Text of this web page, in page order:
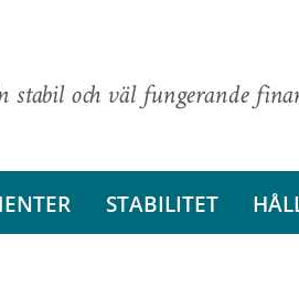
stabil och väl fungerande
STABILITET